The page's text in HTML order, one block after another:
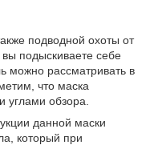
подводной охоты от
подыскиваете себе
можно рассматривать в
что маска
углами обзора.
данной маски
который при